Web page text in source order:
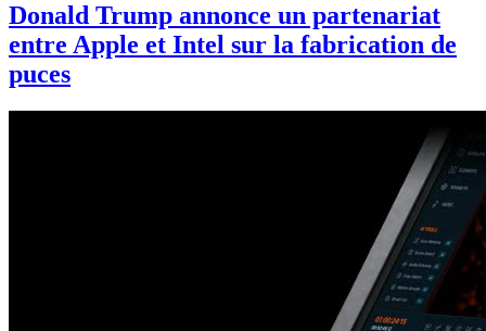
Donald Trump annonce un partenariat
entre Apple et Intel sur la fabrication de
puces